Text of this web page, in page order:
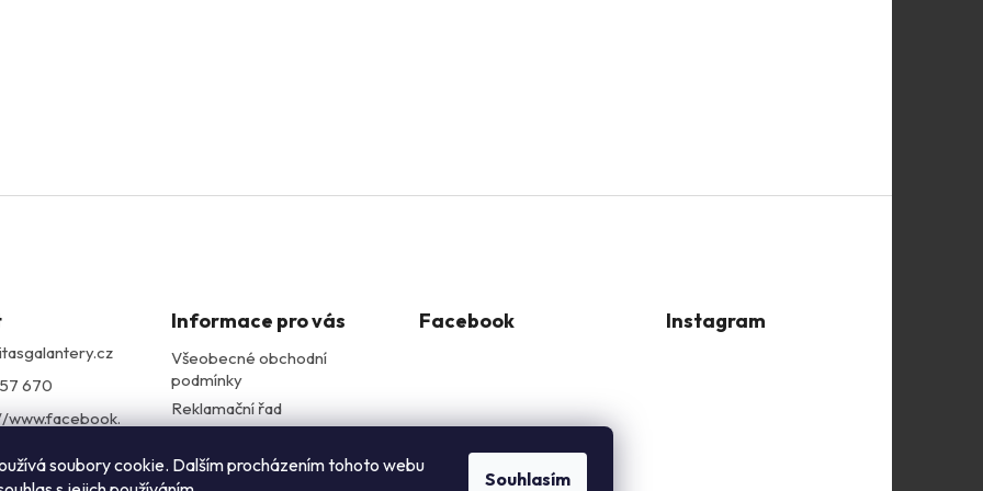
soubory cookie. Dalším procházením tohoto webu
Souhlasím
670
www.facebook.
Informace pro vás
Všeobecné obchodní
podmínky
Reklamační řad
osobních údajů
Facebook Instagram